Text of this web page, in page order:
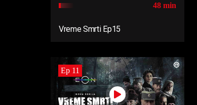
48 min
Vreme Smrti Ep15
Ep 11